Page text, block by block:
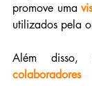
promove uma
utilizados pela
Além disso,
colaboradores